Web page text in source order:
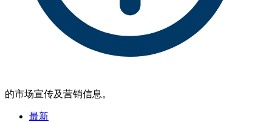
的市场宣传及营销信息。
最新